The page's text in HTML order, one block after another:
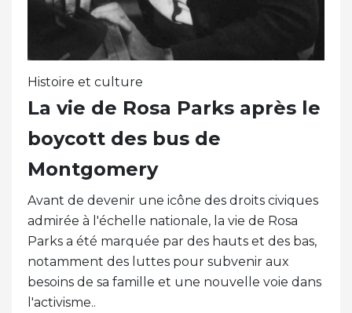
Histoire et culture
La vie de Rosa Parks après le
boycott des bus de
Montgomery
Avant de devenir une icône des droits civiques
admirée à l'échelle nationale, la vie de Rosa
Parks a été marquée par des hauts et des bas,
notamment des luttes pour subvenir aux
besoins de sa famille et une nouvelle voie dans
l'activisme..